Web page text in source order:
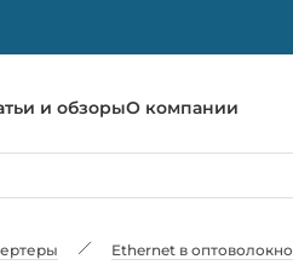
и обзорыО компании
Ethernet в оптоволокно